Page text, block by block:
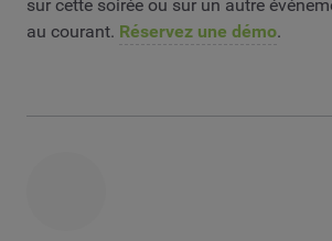
sur cette soirée ou sur un autre
au courant. Réservez une démo.